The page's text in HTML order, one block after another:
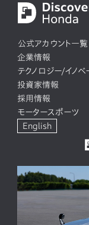
公式アカウント一覧
企業情報
テクノロジー/イノベ
投資家情報
採用情報
モータースポーツ
English